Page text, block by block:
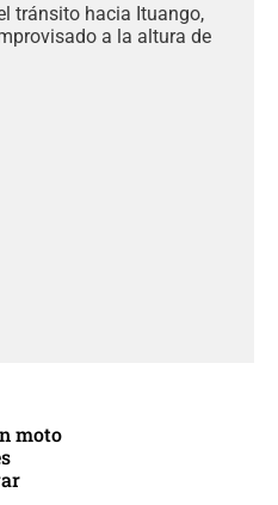
tránsito hacia Ituango,
a la altura de
moto